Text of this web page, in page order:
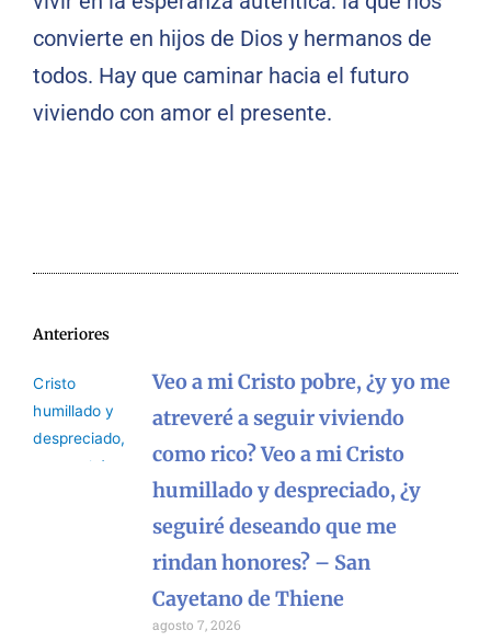
convierte en hijos de Dios y hermanos de
todos. Hay que caminar hacia el futuro
viviendo con amor el presente.
Anteriores
Veo a mi Cristo pobre, ¿y yo me
atreveré a seguir viviendo
como rico? Veo a mi Cristo
humillado y despreciado, ¿y
seguiré deseando que me
rindan honores? – San
Cayetano de Thiene
agosto 7, 2026